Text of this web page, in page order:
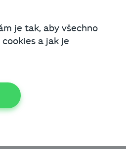
je tak, aby všechno
a jak je